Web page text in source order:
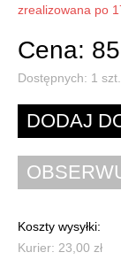
zrealizowana po
Cena: 85
Dostępnych: 1 szt.
Koszty wysyłki:
Kurier: 23,00 zł